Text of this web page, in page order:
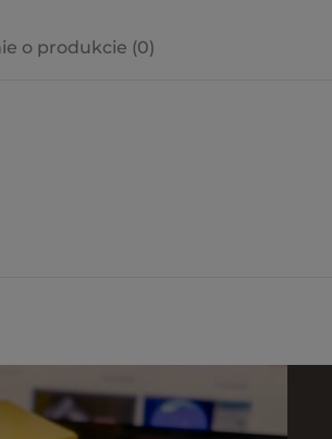
o produkcie (0)